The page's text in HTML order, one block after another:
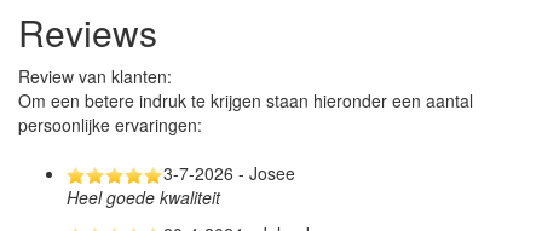
Reviews
Review van klanten:
Om een betere indruk te krijgen staan hieronder een aantal
persoonlijke ervaringen:
3-7-2026 - Josee
Heel goede kwaliteit